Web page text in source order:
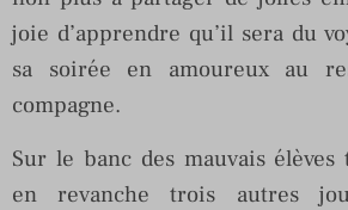
joie d’apprendre qu’il sera du
sa soirée en amoureux au
compagne.
Sur le banc des mauvais
en revanche trois autres